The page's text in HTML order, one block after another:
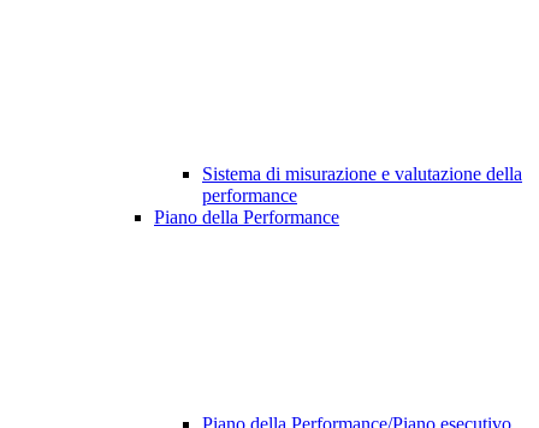
Sistema di misurazione e valutazione della
performance
Piano della Performance